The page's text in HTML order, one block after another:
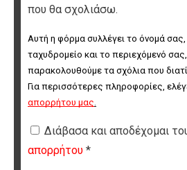
που θα σχολιάσω.
Αυτή η φόρμα συλλέγει το όνομά σας,
ταχυδρομείο και το περιεχόμενό
παρακολουθούμε τα σχόλια που
Για περισσότερες πληροφορίες,
απορρήτου μας
Διάβασα και αποδέχομαι
απορρήτου *